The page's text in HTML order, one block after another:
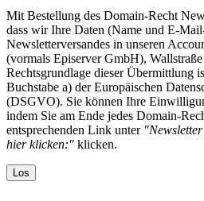
Mit Bestellung des Domain-Recht
dass wir Ihre Daten (Name und E-
Newsletterversandes in unseren
(vormals Episerver GmbH),
Rechtsgrundlage dieser Übermittlung
Buchstabe a) der Europäischen
(DSGVO). Sie können Ihre
indem Sie am Ende jedes Domain-
entsprechenden Link unter
hier klicken:" klicken.